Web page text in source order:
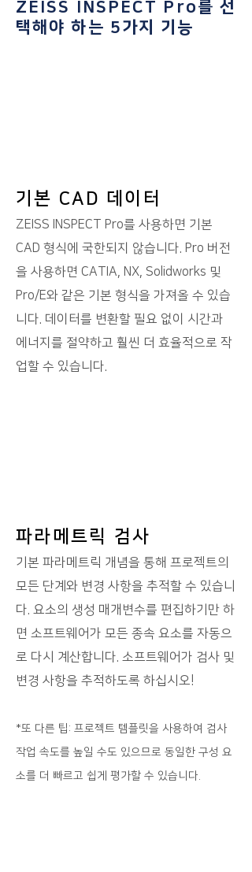
ZEISS INSPECT Pro를 선
택해야 하는 5가지 기능
기본 CAD 데이터
ZEISS INSPECT Pro를 사용하면 기본
CAD 형식에 국한되지 않습니다. Pro 버전
을 사용하면 CATIA, NX, Solidworks 및
Pro/E와 같은 기본 형식을 가져올 수 있습
니다. 데이터를 변환할 필요 없이 시간과
에너지를 절약하고 훨씬 더 효율적으로 작
업할 수 있습니다.
파라메트릭 검사
기 본 파라메트릭 개념을 통해 프로젝트의
모든 단계와 변경 사항을 추적할 수 있습니
다. 요소의 생성 매개변수를 편집하기만 하
면 소프트웨어가 모든 종속 요소를 자동으
로 다시 계산합니다. 소프트웨어가 검사 및
변경 사항을 추적하도록 하십시오!
*또 다른 팁: 프로젝트 템플릿을 사용하여 검사
작업 속도를 높일 수도 있으므로 동일한 구성 요
소를 더 빠르고 쉽게 평가할 수 있습니다.